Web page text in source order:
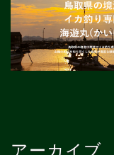
アーカイブ